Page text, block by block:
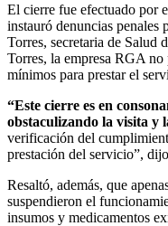
El cierre fue efectuado por
instauró denuncias
Torres, secretaria de Salud
Torres, la empresa RGA
mínimos para prestar el
“Este cierre es en
obstaculizando la visita y
verificación del
prestación del servicio”,
Resaltó, además, que
suspendieron el
insumos y medicamentos